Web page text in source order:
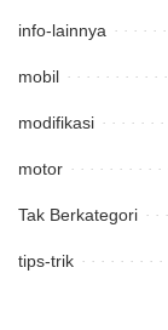
info-lainnya
mobil
modifikasi
motor
Tak Berkategori
tips-trik